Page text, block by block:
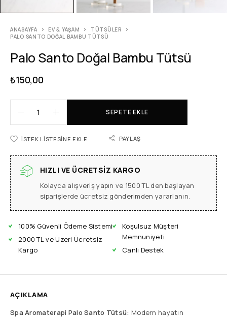
ANASAYFA EV & YAŞAM
TÜTSÜLER
PALO SANTO DOĞAL BAMBU TÜTSÜ
Palo Santo Doğal Bambu Tütsü
₺150,00
SEPETE EKLE
İSTEK LISTESINE EKLE PAYLAŞ
HIZLI VE ÜCRETSIZ KARGO
Kolayca alışveriş yapın ve 1500 TL den başlayan
siparişlerde ücretsiz gönderimden yararlanın.
100% Güvenli Ödeme Sistemi
2000 TL ve Üzeri Ücretsiz
Kargo
Koşulsuz Müşteri
Memnuniyeti
Canlı Destek
AÇIKLAMA
Spa Aromaterapi Palo Santo Tütsü: Modern hayatın